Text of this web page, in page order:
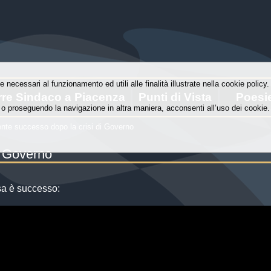
Sindaco a Piacenza Punti di Vista
è successo:
al funzionamento ed utili alle finalità illustrate nella cookie
la navigazione in altra maniera, acconsenti all’uso dei cookie.